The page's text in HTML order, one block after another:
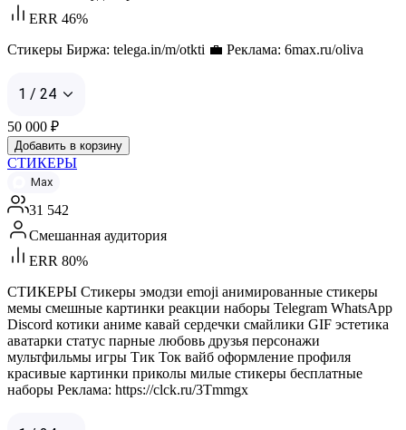
ERR 46%
Стикеры Биржа: telega.in/m/otkti 💼 Реклама: 6max.ru/oliva
1 / 24
50 000 ₽
Добавить в корзину
СТИКЕРЫ
Max
31 542
Смешанная аудитория
ERR 80%
СТИКЕРЫ Стикеры эмодзи emoji анимированные стикеры
мемы смешные картинки реакции наборы Telegram WhatsApp
Discord котики аниме кавай сердечки смайлики GIF эстетика
аватарки статус парные любовь друзья персонажи
мультфильмы игры Тик Ток вайб оформление профиля
красивые картинки приколы милые стикеры бесплатные
наборы Реклама: https://clck.ru/3Tmmgx